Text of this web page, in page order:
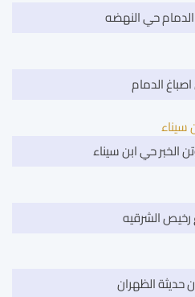
الدمام حي النهضه
الدمام
الخبر حي ابن سيناء
رخيص الشرقيه
حديثة الظهران